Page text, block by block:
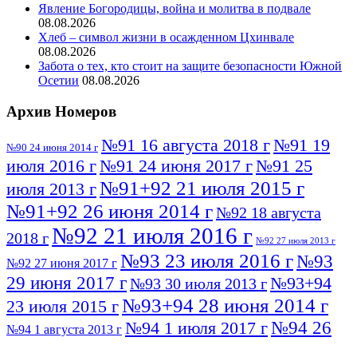
Явление Богородицы, война и молитва в подвале
08.08.2026
Хлеб – символ жизни в осажденном Цхинвале
08.08.2026
Забота о тех, кто стоит на защите безопасности Южной
Осетии 08.08.2026
Архив Номеров
№90 24 июня 2014 г №91 16 августа 2018 г№91 19
июля 2016 г№91 24 июня 2017 г№91 25
июля 2013 г№91+92 21 июля 2015 г
№91+92 26 июня 2014 г№92 18 августа
2018 г№92 21 июля 2016 г №92 27 июля 2013 г
№92 27 июня 2017 г №93 23 июля 2016 г№93
29 июня 2017 г№93 30 июля 2013 г№93+94
23 июля 2015 г№93+94 28 июня 2014 г
№94 1 августа 2013 г №94 1 июля 2017 г№94 26